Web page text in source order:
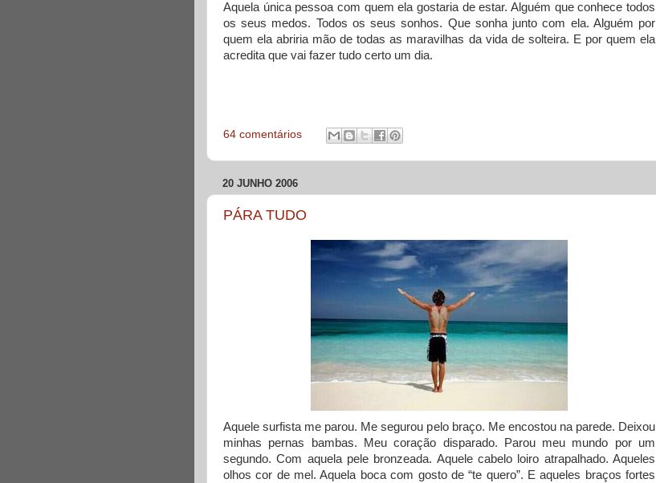
Aquela única pessoa com quem ela gostaria de estar. Alguém que conhece todos
os seus medos. Todos os seus sonhos. Que sonha junto com ela. Alguém por
quem ela abriria mão de todas as maravilhas da vida de solteira. E por quem ela
acredita que vai fazer tudo certo um dia.
64 comentários
20 JUNHO 2006
PÁRA TUDO
Aquele surfista me parou. Me segurou pelo braço. Me encostou na parede. Deixou
minhas pernas bambas. Meu coração disparado. Parou meu mundo por um
segundo. Com aquela pele bronzeada. Aquele cabelo loiro atrapalhado. Aqueles
olhos cor de mel. Aquela boca com gosto de “te quero”. E aqueles braços fortes